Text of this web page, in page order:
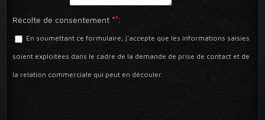
Récolte de consentement **
:
En soumettant ce formulaire, j'accepte que les informations saisies
soient exploitées dans le cadre de la demande de prise de contact et de
la relation commerciale qui peut en découler.